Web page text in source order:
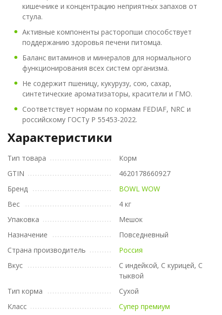
кишечнике и концентрацию неприятных запахов от
стула.
Активные компоненты расторопши способствует
поддержанию здоровья печени питомца.
Баланс витаминов и минералов для нормального
функционирования всех систем организма.
Не содержит пшеницу, кукурузу, сою, сахар,
синтетические ароматизаторы, красители и ГМО.
Соответствует нормам по кормам FEDIAF, NRC и
российскому ГОСТу Р 55453-2022.
Характеристики
Тип товара
Корм
GTIN
4620178660927
Бренд
BOWL WOW
Вес
4 кг
Упаковка
Мешок
Назначение
Повседневный
Страна производитель
Россия
Вкус
С индейкой, С курицей, С
тыквой
Тип корма
Сухой
Класс
Супер премиум